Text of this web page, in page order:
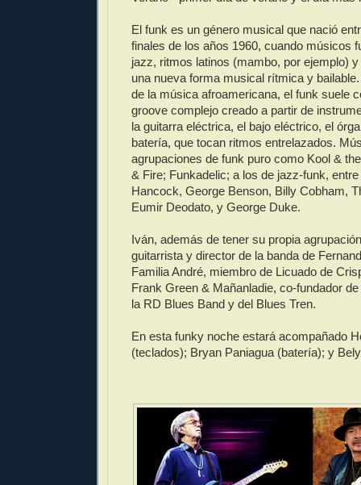
El funk es un género musical que nació
finales de los años 1960, cuando músicos
jazz, ritmos latinos (mambo, por ejemplo)
una nueva forma musical rítmica y
de la música afroamericana, el funk suele
groove complejo creado a partir de
la guitarra eléctrica, el bajo eléctrico, el
batería, que tocan ritmos entrelazados.
agrupaciones de funk puro como Kool &
& Fire; Funkadelic; a los de jazz-funk,
Hancock, George Benson, Billy Cobham,
Eumir Deodato, y George Duke.
Iván, además de tener su propia
guitarrista y director de la banda de
Familia André, miembro de Licuado de
Frank Green & Mañanladie, co-fundador
la RD Blues Band y del Blues Tren.
En esta funky noche estará acompañado
(teclados); Bryan Paniagua (batería); y